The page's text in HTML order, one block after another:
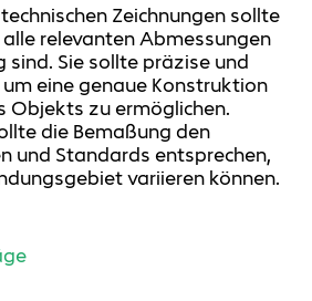
Zeichnungen sollte
relevanten Abmessungen
sind. Sie sollte präzise und
eine genaue Konstruktion
Objekts zu ermöglichen.
die Bemaßung den
und Standards entsprechen,
variieren können.